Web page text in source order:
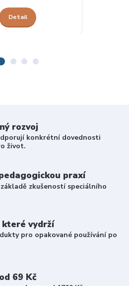
Detail
rozvoj
konkrétní dovednosti
život.
praxí
zkušeností speciálního
které vydrží
pro opakované používání po
69 Kč